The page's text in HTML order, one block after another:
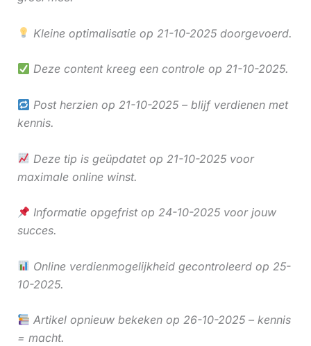
Kleine optimalisatie op 21-10-2025 doorgevoerd.
Deze content kreeg een controle op 21-10-2025.
Post herzien op 21-10-2025 – blijf verdienen met
kennis.
Deze tip is geüpdatet op 21-10-2025 voor
maximale online winst.
Informatie opgefrist op 24-10-2025 voor jouw
succes.
Online verdienmogelijkheid gecontroleerd op 25-
10-2025.
Artikel opnieuw bekeken op 26-10-2025 – kennis
= macht.